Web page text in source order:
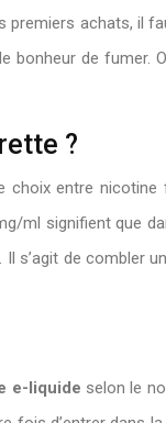
achats, il
de fumer.
?
entre
signifient que
de combler
e-liquide selon le